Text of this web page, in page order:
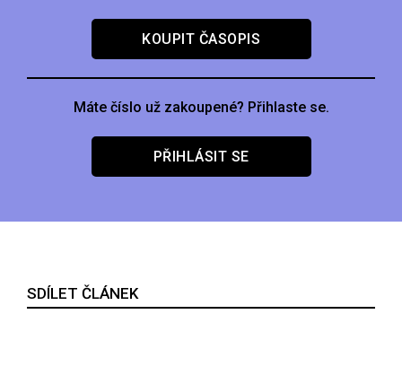
KOUPIT ČASOPIS
Máte číslo už zakoupené? Přihlaste se.
PŘIHLÁSIT SE
SDÍLET ČLÁNEK